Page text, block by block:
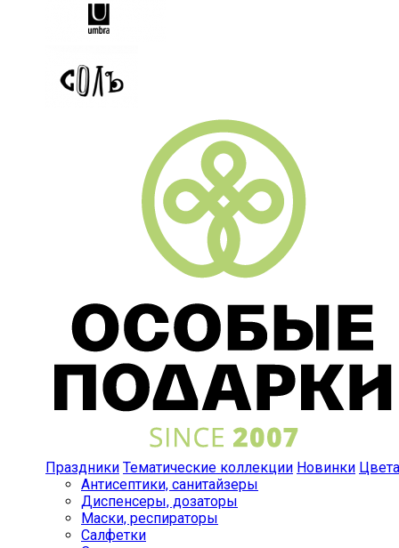
Праздники Тематические коллекции Новинки Цвета
Антисептики, санитайзеры
Диспенсеры, дозаторы
Маски, респираторы
Салфетки